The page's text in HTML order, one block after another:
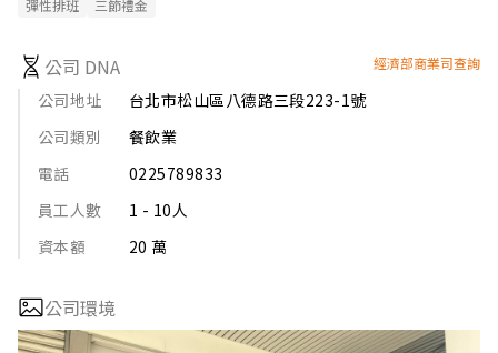
彈性排班 三節禮金
公司 DNA 經濟部商業司查詢
公司地址
台北市松山區八德路三段223-1號
公司類別
餐飲業
電話
0225789833
員工人數
1 - 10人
資本額
20 萬
公司環境